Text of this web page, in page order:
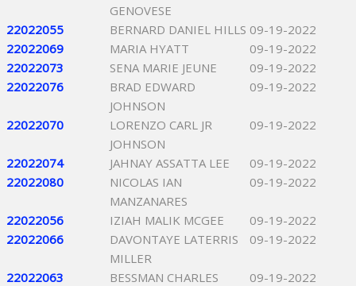
GENOVESE
22022055 BERNARD DANIEL HILLS 09-19-2022
22022069
MARIA HYATT
09-19-2022
22022073
SENA MARIE JEUNE
09-19-2022
22022076
BRAD EDWARD
JOHNSON
09-19-2022
22022070
LORENZO CARL JR
JOHNSON
09-19-2022
22022074 JAHNAY ASSATTA LEE
09-19-2022
22022080
NICOLAS IAN
MANZANARES
09-19-2022
22022056 IZIAH MALIK MCGEE
09-19-2022
22022066
DAVONTAYE LATERRIS
MILLER
09-19-2022
22022063
BESSMAN CHARLES
09-19-2022